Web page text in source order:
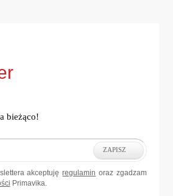
bieżąco!
ZAPISZ
akceptujęregulamin oraz zgadzam
Primavika.